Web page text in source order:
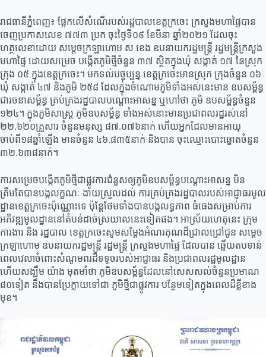
រាជធានីភ្នំពេញ៖ ផ្អែកលើសំណើរបស់រដ្ឋបាលខេត្តក្រចេះ ក្រសួងមហាផ្ទៃបាន
ចេញប្រកាសលេខ ៧៧៣ ប្រក ចុះថ្ងៃទី០៩ ខែមីនា ឆ្នាំ២០២១ ដែលចុះ
ហត្ថលេខាដោយ សម្ដេចក្រឡាហោម ស ខេង ឧបនាយករដ្ឋមន្ត្រី រដ្ឋមន្ត្រីក្រសួង
មហាផ្ទៃ ដោយសម្រេច បង្កើតភូមិថ្មីចំនួន ៣៧ ស្ថិតក្នុងឃុំ សង្កាត់ ១៧ នៃស្រុក
ក្រុង ០៥ ក្នុងខេត្តក្រចេះ។ មកទល់បច្ចុប្បន្ន ខេត្តក្រចេះមានស្រុក ក្រុងចំនួន ០៦
ឃុំ សង្កាត់ ៤៧ និងភូមិ ២៥៨ ដែលក្នុងចំណោមភូមិទាំងអស់នេះមាន ឧបសម្ព័ន្ធ
ជារចនាសម្ព័ន្ធ គ្រប់គ្រងរដ្ឋបាលបណ្ដោះអាសន្ន ឬហៅថា ភូមិ ឧបសម្ព័ន្ធចំនួន
១២៤។ ក្នុងភូមិសាស្រ្ត ភូមិឧបសម្ព័ន្ធ ទាំងអស់នោះមានប្រជាពលរដ្ឋរស់នៅ
២២.៦២០គ្រួសារ ចំនួនមនុស្ស ៨៧.០៧៦នាក់ ហើយអ្នកដែលមានអាយុ
ចាប់ពី១៨ឆ្នាំឡើង មានចំនួន ៤៦.៨៣៥នាក់ និងបាន ចុះឈ្មោះបោះឆ្នោតចំនួន
៣២.៦៣៨នាក់។
ការសម្រេចបង្កើតភូមិថ្មីជាផ្លូវការជំនួសឲ្យភូមិឧបសម្ព័ន្ធបណ្ដោះអាសន្ន មិន
ត្រឹមតែបានបង្កលក្ខណៈ ងាយស្រួលដល់ ការគ្រប់គ្រងរដ្ឋបាលរបស់អាជ្ញាធរមូល
ដ្ឋានខេត្តក្រចេះប៉ុណ្ណោះទេ ប៉ុន្តែថែមទាំងបានបង្កលទ្ធភាព ធំធេងសម្រាប់ការ
អភិវឌ្ឍមូលដ្ឋាននៅតំបន់ដាច់ស្រយាលនេះទៀតផង។ អាស្រ័យហេតុនេះ ក្រុម
ការងារ និង រដ្ឋបាល ខេត្តក្រចេះសូមសម្ដែងអំណរគុណដ៏ជ្រាលជ្រៅជូន សម្ដេច
ក្រឡាហោម ឧបនាយករដ្ឋមន្ត្រី រដ្ឋមន្ត្រី ក្រសួងមហាផ្ទៃ ដែលបាន ឆ្លើយតបទាន់
ពេលវេលាចំពោះសំណូមពរដ៏ទទូចរបស់អាជ្ញាធរ និងប្រជាពលរដ្ឋមូលដ្ឋាន
ហើយសង្ឃឹម យ៉ាង មុតមាំថា ភូមិឧបសម្ព័ន្ធដែលនៅសេសសល់ចំនួនប្រមាណ
៨០ទៀត នឹងបានប្រែក្លាយទៅជា ភូមិថ្មីជាផ្លូវការ បន្ថែមទៀតក្នុងពេលដ៏ខ្លីខាង
មុខ។